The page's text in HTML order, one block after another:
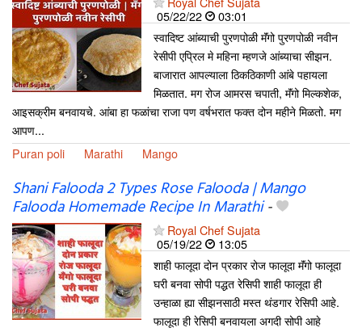
05/22/22
03:01
स्वादिष्ट आंब्याची पुरणपोळी मॅंगो पुरणपोळी नवीन
रेसीपी एप्रिल मे महिना म्हणजे आंब्याचा सीझन.
बाजारात आपल्याला ठिकठिकाणी आंबे पहायला
मिळतात. मग रोज आमरस चपाती, मॅंगो मिल्कशेक,
आइसक्रीम बनवायचे. आंबा हा फळांचा राजा पण वर्षभरात फक्त दोन महीने मिळतो. मग
आपण...
Puran poli
Marathi Mango
Shani Falooda 2 Types Rose Falooda | Mango
Falooda Homemade Recipe In Marathi-
Royal Chef Sujata
05/19/22
13:05
शाही फालूदा दोन प्रकार रोज फालूदा मॅंगो फालूदा
घरी बनवा सोपी पद्धत रेसिपी शाही फालूदा ही
उन्हाळा ह्या सीझनसाठी मस्त थंडगार रेसिपी आहे.
फालूदा ही रेसिपी बनवायला अगदी सोपी आहे